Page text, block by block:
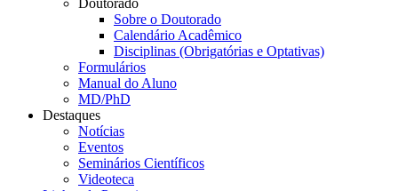
Sobre o Doutorado
Calendário Acadêmico
Disciplinas (Obrigatórias e Optativas)
Formulários
Manual do Aluno
MD/PhD
Destaques
Notícias
Eventos
Seminários Científicos
Videoteca